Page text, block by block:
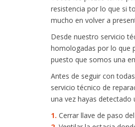
resistencia por lo que si
mucho en volver a
Desde nuestro servicio
homologadas por lo que
puesto que somos una
Antes de seguir con
servicio técnico de
una vez hayas detectado
1. Cerrar llave de paso